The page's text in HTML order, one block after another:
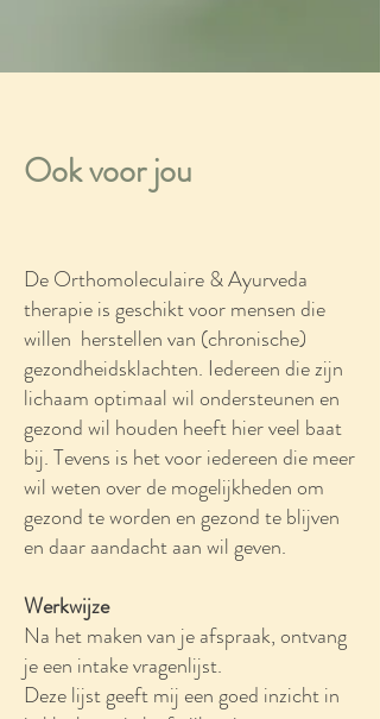
Ook voor jou
De Orthomoleculaire & Ayurveda
therapie is geschikt voor mensen die
willen herstellen van (chronische)
gezondheidsklachten. Iedereen die zijn
lichaam optimaal wil ondersteunen en
gezond wil houden heeft hier veel baat
bij.​ Tevens is het voor iedereen die meer
wil weten over de mogelijkheden om
gezond te worden en gezond te blijven
en daar aandacht aan wil geven.
Werkwijze
Na het maken van je afspraak, ontvang
je een intake vragenlijst.
Deze lijst geeft mij een goed inzicht in